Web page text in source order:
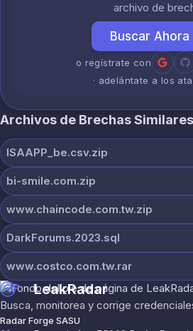
archivo de
Buscar Ahora
o regístrate con
· adelántate a los
Archivos de Brechas Similares
ISAAPP_be.csv.zip
bi-smile.com.zip
www.chaincode.com.tw.zip
DarkForums.2023.sql
www.costco.com.tw.rar
LeakRadar
Busca, monitorea y corrige
Radar Forge SASU